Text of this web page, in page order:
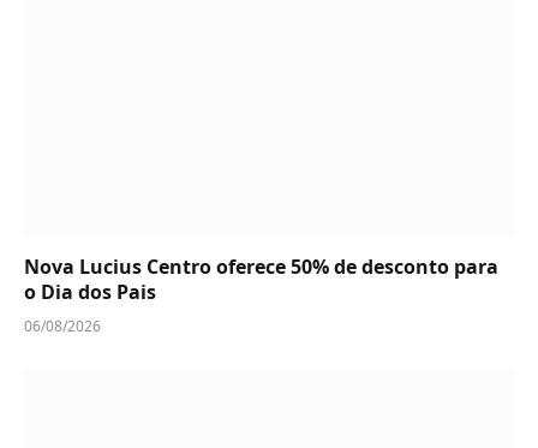
Nova Lucius Centro oferece 50% de desconto para
o Dia dos Pais
06/08/2026